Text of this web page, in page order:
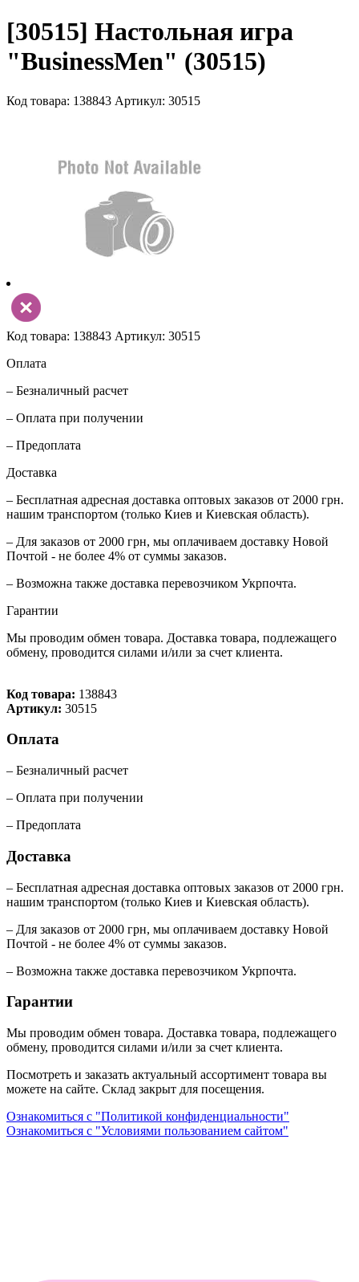
[30515] Настольная игра
"BusinessMen" (30515)
Код товара: 138843 Артикул: 30515
Код товара: 138843 Артикул: 30515
Оплата
– Безналичный расчет
– Оплата при получении
– Предоплата
Доставка
– Бесплатная адресная доставка оптовых заказов от 2000 грн.
нашим транспортом (только Киев и Киевская область).
– Для заказов от 2000 грн, мы оплачиваем доставку Новой
Почтой - не более 4% от суммы заказов.
– Возможна также доставка перевозчиком Укрпочта.
Гарантии
Мы проводим обмен товара. Доставка товара, подлежащего
обмену, проводится силами и/или за счет клиента.
Код товара: 138843
Артикул: 30515
Оплата
– Безналичный расчет
– Оплата при получении
– Предоплата
Доставка
– Бесплатная адресная доставка оптовых заказов от 2000 грн.
нашим транспортом (только Киев и Киевская область).
– Для заказов от 2000 грн, мы оплачиваем доставку Новой
Почтой - не более 4% от суммы заказов.
– Возможна также доставка перевозчиком Укрпочта.
Гарантии
Мы проводим обмен товара. Доставка товара, подлежащего
обмену, проводится силами и/или за счет клиента.
Посмотреть и заказать актуальный ассортимент товара вы
можете на сайте. Склад закрыт для посещения.
Ознакомиться с "Политикой конфиденциальности"
Ознакомиться с "Условиями пользованием сайтом"